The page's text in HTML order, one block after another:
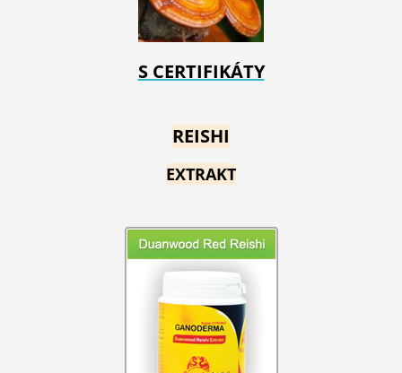
S CERTIFIKÁTY
REISHI
EXTRAKT